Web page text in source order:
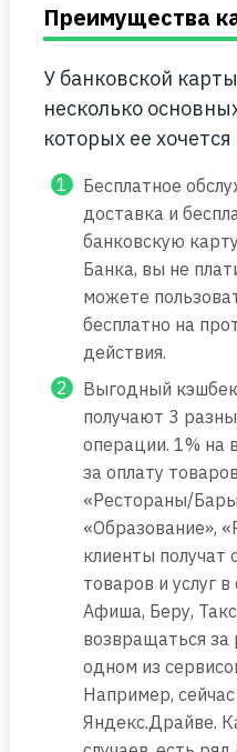
Преимущества
У банковской
несколько
которых ее
Бесплатное
доставка и
банковскую
Банка, вы не
можете
бесплатно на
действия.
Выгодный
получают 3
операции. 1% на
за оплату
«Рестораны/
«Образование»,
клиенты получат
товаров и услуг
Афиша, Беру,
возвращаться
одном из
Например,
Яндекс.Драйве.